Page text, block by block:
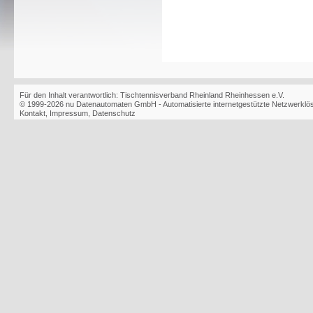
Für den Inhalt verantwortlich: Tischtennisverband Rheinland Rheinhessen e.V.
© 1999-2026 nu Datenautomaten GmbH - Automatisierte internetgestützte
Kontakt Impressum Datenschutz